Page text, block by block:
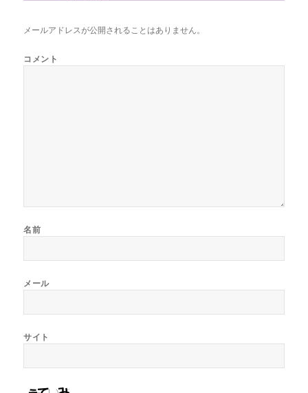
メールアドレスが公開されることはありません。
コメント
名前
メール
サイト